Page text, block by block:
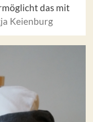
das mit
Keienburg